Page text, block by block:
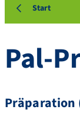
Start
Pal-